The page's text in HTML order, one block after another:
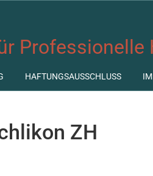
HAFTUNGSAUSSCHLUSS
ZH